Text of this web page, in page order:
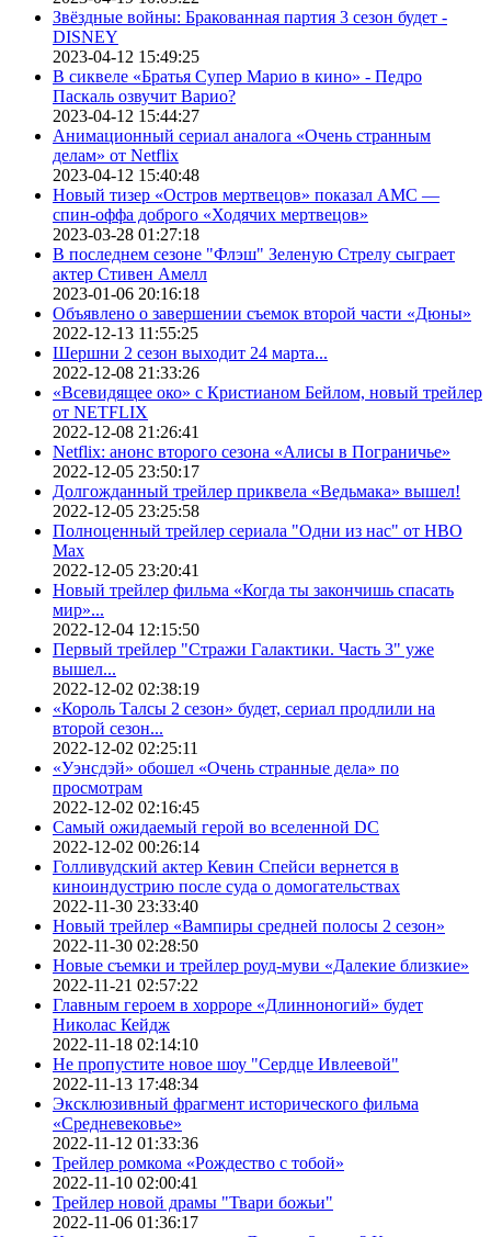
Звёздные войны: Бракованная партия 3 сезон будет -
DISNEY
2023-04-12 15:49:25
В сиквеле «Братья Супер Марио в кино» - Педро
Паскаль озвучит Варио?
2023-04-12 15:44:27
Анимационный сериал аналога «Очень странным
делам» от Netflix
2023-04-12 15:40:48
Новый тизер «Остров мертвецов» показал АМС —
спин-оффа доброго «Ходячих мертвецов»
2023-03-28 01:27:18
В последнем сезоне "Флэш" Зеленую Стрелу сыграет
актер Стивен Амелл
2023-01-06 20:16:18
Объявлено о завершении съемок второй части «Дюны»
2022-12-13 11:55:25
Шершни 2 сезон выходит 24 марта...
2022-12-08 21:33:26
«Всевидящее око» с Кристианом Бейлом, новый трейлер
от NETFLIX
2022-12-08 21:26:41
Netflix: анонс второго сезона «Алисы в Пограничье»
2022-12-05 23:50:17
Долгожданный трейлер приквела «Ведьмака» вышел!
2022-12-05 23:25:58
Полноценный трейлер сериала "Одни из нас" от HBO
Max
2022-12-05 23:20:41
Новый трейлер фильма «Когда ты закончишь спасать
мир»...
2022-12-04 12:15:50
Первый трейлер "Стражи Галактики. Часть 3" уже
вышел...
2022-12-02 02:38:19
«Король Талсы 2 сезон» будет, сериал продлили на
второй сезон...
2022-12-02 02:25:11
«Уэнсдэй» обошел «Очень странные дела» по
просмотрам
2022-12-02 02:16:45
Самый ожидаемый герой во вселенной DC
2022-12-02 00:26:14
Голливудский актер Кевин Спейси вернется в
киноиндустрию после суда о домогательствах
2022-11-30 23:33:40
Новый трейлер «Вампиры средней полосы 2 сезон»
2022-11-30 02:28:50
Новые съемки и трейлер роуд-муви «Далекие близкие»
2022-11-21 02:57:22
Главным героем в хорроре «Длинноногий» будет
Николас Кейдж
2022-11-18 02:14:10
Не пропустите новое шоу "Сердце Ивлеевой"
2022-11-13 17:48:34
Эксклюзивный фрагмент исторического фильма
«Средневековье»
2022-11-12 01:33:36
Трейлер ромкома «Рождество с тобой»
2022-11-10 02:00:41
Трейлер новой драмы "Твари божьи"
2022-11-06 01:36:17